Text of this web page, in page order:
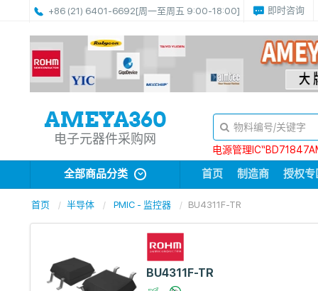
+86 (21) 6401-6692[周一至周五 9:00-18:00] 即时咨询
电子元器件采购网
电源管理
全部商品分类 首页 制造商 授权专
首页 半导体 PMIC - 监控器 BU4311F-TR
BU4311F-TR